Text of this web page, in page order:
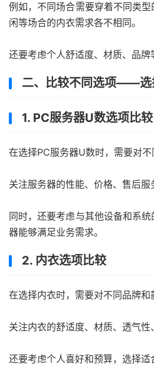
例如，不同场合需要穿着不同类
闲等场合的内衣需求各不相同。
还要考虑个人舒适度、材质、品牌
二、比较不同选项——选
1. PC服务器U数选项比较
在选择PC服务器U数时，需要对不
关注服务器的性能、价格、售后服
同时，还要考虑与其他设备和系
器能够满足业务需求。
2. 内衣选项比较
在选择内衣时，需要对不同品牌和
关注内衣的舒适度、材质、透气性
还要考虑个人喜好和预算，选择适